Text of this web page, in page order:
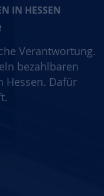
IN HESSEN
Verantwortung.
bezahlbaren
Hessen. Dafür